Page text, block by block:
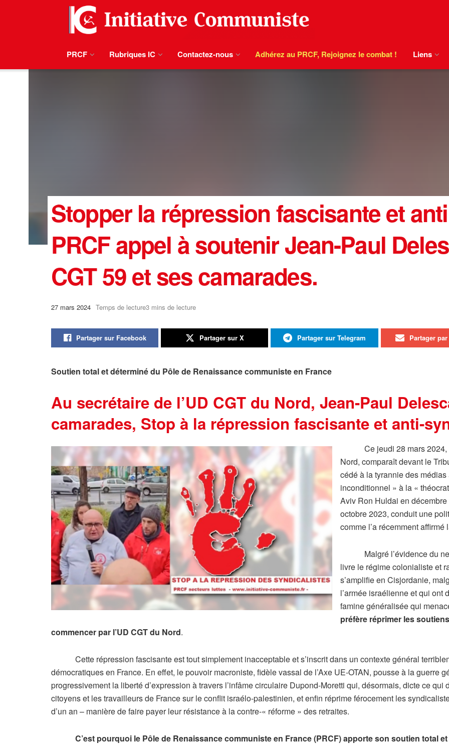
PRCF Rubriques IC Contactez-nous Adhérez au PRCF, Rejoignez le combat ! Liens
Stopper la répression fascisante et
PRCF appel à soutenir Jean-Paul
CGT 59 et ses camarades.
27 mars 2024 Temps de lecture3 mins de lecture
Partager sur Facebook Partager sur X Partager sur Telegram Partager
Soutien total et déterminé du Pôle de Renaissance communiste en France
Au secrétaire de l’UD CGT du Nord, Jean-Paul
camarades, Stop à la répression fascisante et anti-
Ce jeudi 28 mars
Nord, comparaît devant le
cédé à la tyrannie des
inconditionnel » à la «
Aviv Ron Huldai en
octobre 2023, conduit une
comme l’a récemment
Malgré l’évidence du
livre le régime colonialiste et
s’amplifie en Cisjordanie,
l’armée israélienne et qui ont
famine généralisée qui
préfère réprimer les
commencer par l’UD CGT du Nord.
Cette répression fascisante est tout simplement inacceptable et s’inscrit dans un contexte général
démocratiques en France. En effet, le pouvoir macroniste, fidèle vassal de l’Axe UE-OTAN, pousse à la guerre
progressivement la liberté d’expression à travers l’infâme circulaire Dupond-Moretti qui, désormais, dicte ce
citoyens et les travailleurs de France sur le conflit israélo-palestinien, et enfin réprime férocement les
d’un an – manière de faire payer leur résistance à la contre-« réforme » des retraites.
C’est pourquoi le Pôle de Renaissance communiste en France (PRCF) apporte son soutien total